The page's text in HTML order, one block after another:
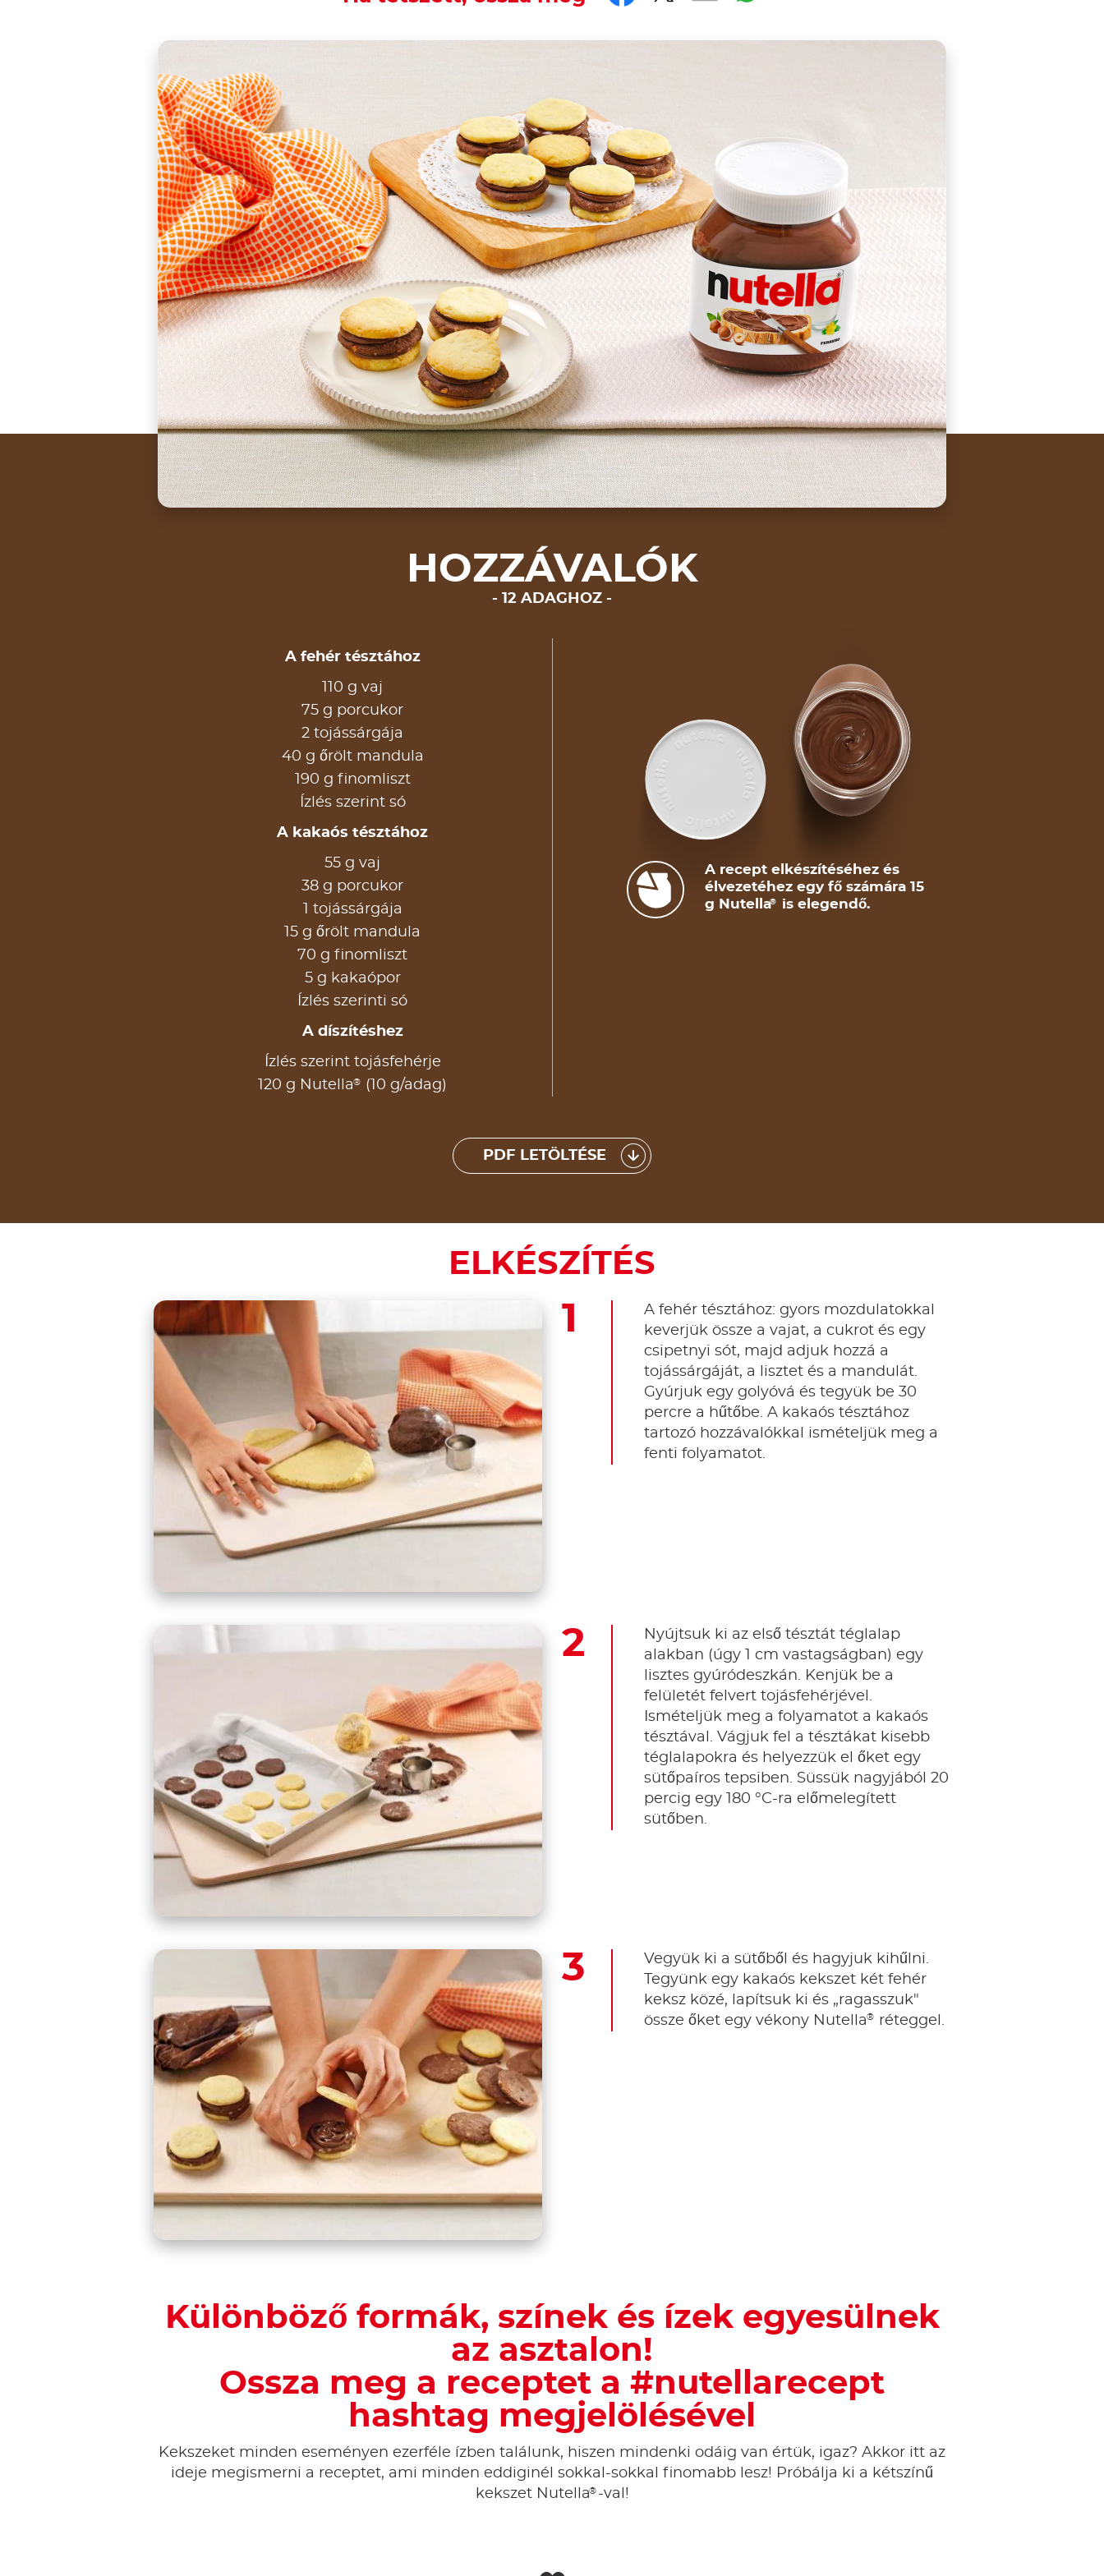
Everybody loves biscuits, don't they? There are biscuits for all tastes and all occasions. The absolutely perfect ones for kindness
HOZZÁVALÓK
12 ADAGHOZ
A fehér tésztához
110 g vaj
75 g porcukor
2 tojássárgája
40 g őrölt mandula
190 g finomliszt
Ízlés szerint só
A kakaós tésztához
55 g vaj
38 g porcukor
1 tojássárgája
15 g őrölt mandula
70 g finomliszt
5 g kakaópor
Ízlés szerinti só
A díszítéshez
Ízlés szerint tojásfehérje
120 g Nutella® (10 g/adag)
A recept elkészítéséhez és
élvezetéhez egy fő számára 15
g Nutella® is elegendő.
PDF LETÖLTÉSE
ELKÉSZÍTÉS
A fehér tésztához: gyors mozdulatokkal
keverjük össze a vajat, a cukrot és egy
csipetnyi sót, majd adjuk hozzá a
tojássárgáját, a lisztet és a mandulát.
Gyúrjuk egy golyóvá és tegyük be 30
percre a hűtőbe. A kakaós tésztához
tartozó hozzávalókkal ismételjük meg a
fenti folyamatot.
Nyújtsuk ki az első tésztát téglalap
alakban (úgy 1 cm vastagságban) egy
lisztes gyúródeszkán. Kenjük be a
felületét felvert tojásfehérjével.
Ismételjük meg a folyamatot a kakaós
tésztával. Vágjuk fel a tésztákat kisebb
téglalapokra és helyezzük el őket egy
sütőpaíros tepsiben. Süssük nagyjából 20
percig egy 180 °C-ra előmelegített
sütőben.
Vegyük ki a sütőből és hagyjuk kihűlni.
Tegyünk egy kakaós kekszet két fehér
keksz közé, lapítsuk ki és „ragasszuk"
össze őket egy vékony Nutella® réteggel.
Különböző formák, színek és ízek egyesülnek
az asztalon!
Ossza meg a receptet a #nutellarecept
hashtag megjelölésével
Kekszeket minden eseményen ezerféle ízben találunk, hiszen mindenki odáig van értük, igaz? Akkor itt az
ideje megismerni a receptet, ami minden eddiginél sokkal-sokkal finomabb lesz! Próbálja ki a kétszínű
kekszet Nutella® -val!